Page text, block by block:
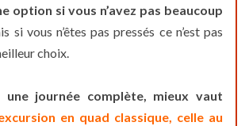
option si vous n’avez pas beaucoup
si vous n’êtes pas pressés ce n’est pas
choix.
une journée complète, mieux vaut
en quad classique, celle au